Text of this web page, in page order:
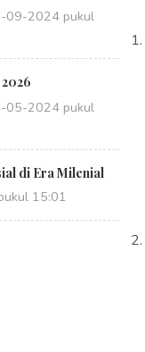
09-2024 pukul
05-2024 pukul
di Era Milenial
15:01